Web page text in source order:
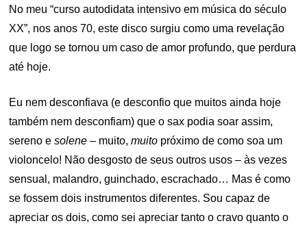
No meu “curso autodidata intensivo em música do século
XX”, nos anos 70, este disco surgiu como uma revelação
que logo se tornou um caso de amor profundo, que perdura
até hoje.
Eu nem desconfiava (e desconfio que muitos ainda hoje
também nem desconfiam) que o sax podia soar assim,
sereno esolene– muito,muito próximo de como soa um
violoncelo! Não desgosto de seus outros usos – às vezes
sensual, malandro, guinchado, escrachado… Mas é como
se fossem dois instrumentos diferentes. Sou capaz de
apreciar os dois, como sei apreciar tanto o cravo quanto o